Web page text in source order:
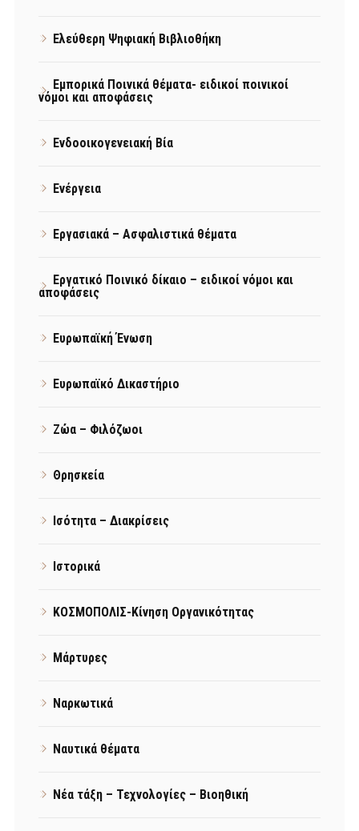
Ελεύθερη Ψηφιακή Βιβλιοθήκη
Εμπορικά Ποινικά θέματα- ειδικοί ποινικοί
νόμοι και αποφάσεις
Ενδοοικογενειακή Βία
Ενέργεια
Εργασιακά – Ασφαλιστικά θέματα
Εργατικό Ποινικό δίκαιο – ειδικοί νόμοι και
αποφάσεις
Ευρωπαϊκή Ένωση
Ευρωπαϊκό Δικαστήριο
Ζώα – Φιλόζωοι
Θρησκεία
Ισότητα – Διακρίσεις
Ιστορικά
ΚΟΣΜΟΠΟΛΙΣ-Κίνηση Οργανικότητας
Μάρτυρες
Ναρκωτικά
Ναυτικά θέματα
Νέα τάξη – Τεχνολογίες – Βιοηθική